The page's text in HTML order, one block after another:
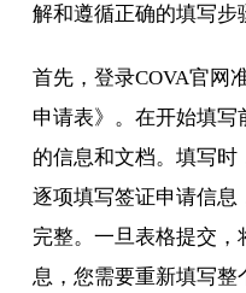
解和遵循正确的填写步
首先，登录COVA官网
申请表》。在开始填
的信息和文档。填写时
逐项填写签证申请信息
完整。一旦表格提交
息，您需要重新填写整